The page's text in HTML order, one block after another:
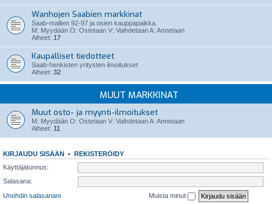
Wanhojen Saabien markkinat
Saab-mallien 92-97 ja osien kauppapaikka.
M: Myydään O: Ostetaan V: Vaihdetaan A: Annetaan
Aiheet: 17
Kaupalliset tiedotteet
Saab-henkisten yritysten ilmoitukset
Aiheet: 32
MUUT MARKKINAT
Muut osto- ja myynti-ilmoitukset
M: Myydään O: Ostetaan V: Vaihdetaan A: Annetaan
Aiheet: 11
KIRJAUDU SISÄÄN • REKISTERÖIDY
Käyttäjätunnus:
Salasana:
Unohdin salasanani
Muista minut